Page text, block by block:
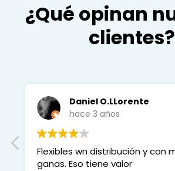
¿Qué opinan
clientes?
Daniel O.LLorente
hace 3 años
Flexibles wn distribución y con
ganas. Eso tiene valor